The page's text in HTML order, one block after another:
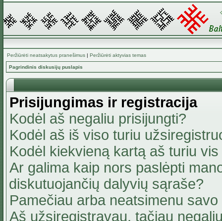
Peržiūrėti neatsakytus pranešimus | Peržiūrėti aktyvias temas
Pagrindinis diskusijų puslapis
Prisijungimas ir registracija
Kodėl aš negaliu prisijungti?
Kodėl aš iš viso turiu
Kodėl kiekvieną kartą aš turiu
Ar galima kaip nors paslėpti
diskutuojančių dalyvių sąraše?
Pamečiau arba neatsimenu
Aš užsiregistravau, tačiau